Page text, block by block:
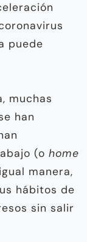
puede
muchas
han
(o home
manera,
hábitos de
sin salir